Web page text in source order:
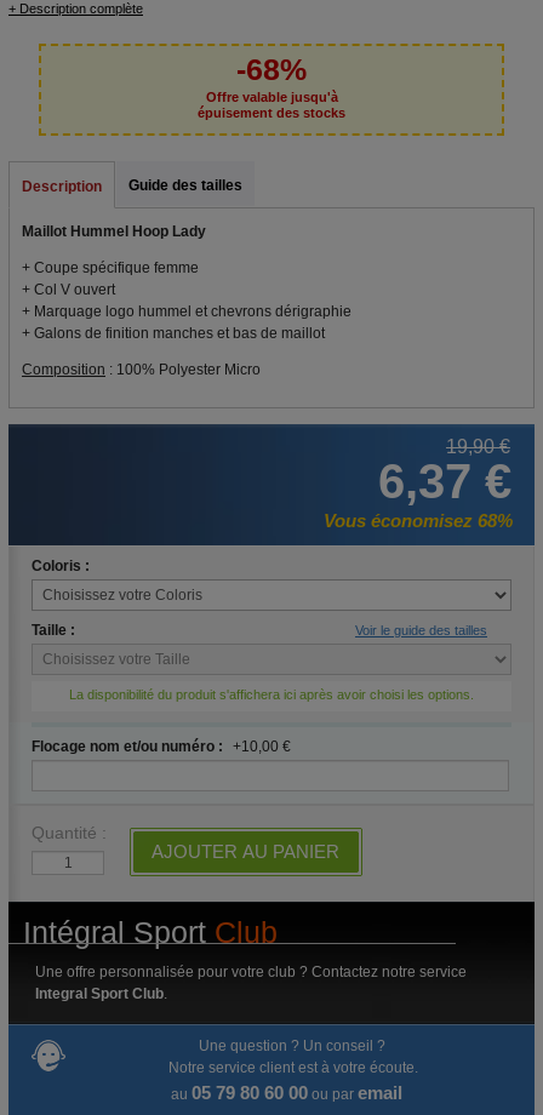
+ Description complète
-68%
Offre valable jusqu'à
épuisement des stocks
Description Guide des tailles
Maillot Hummel Hoop Lady
+ Coupe spécifique femme
+ Col V ouvert
+ Marquage logo hummel et chevrons dérigraphie
+ Galons de finition manches et bas de maillot
Composition : 100% Polyester Micro
19,90 €
6,37 €
Vous économisez 68%
Coloris :
Taille : Voir le guide des tailles
La disponibilité du produit s'affichera ici après avoir choisi les options.
Flocage nom et/ou numéro : +10,00 €
Quantité :
AJOUTER AU PANIER
Intégral Sport Club
Une offre personnalisée pour votre club ? Contactez notre service
Integral Sport Club.
Une question ? Un conseil ?
Notre service client est à votre écoute.
au 05 79 80 60 00ou par email